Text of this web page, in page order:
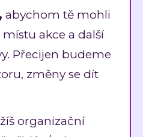
abychom tě mohli
akce a další
Přecijen budeme
změny se dít
organizační